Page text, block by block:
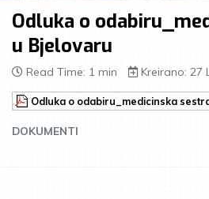
Odluka o
u Bjelovaru
Read Time: 1 min Kreirano: 27
DOKUMENTI
Odluka o odabiru_medicinska